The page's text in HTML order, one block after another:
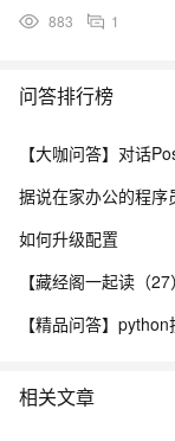
883 1
问答排行榜
据说在家办公的程序
如何升级配置
【精品问答】
相关文章